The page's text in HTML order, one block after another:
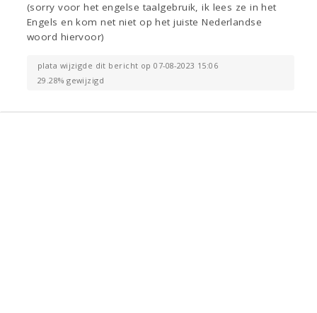
(sorry voor het engelse taalgebruik, ik lees ze in het
Engels en kom net niet op het juiste Nederlandse
woord hiervoor)
plata wijzigde dit bericht op 07-08-2023 15:06
29.28% gewijzigd